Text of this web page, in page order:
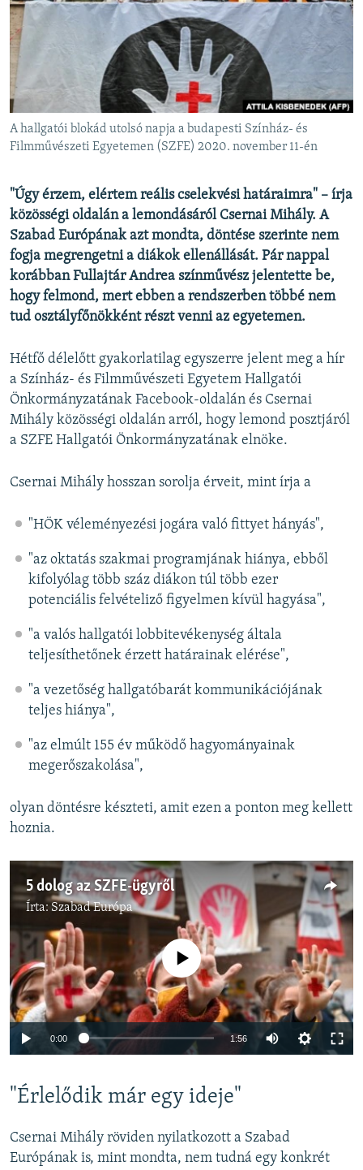
EURÓPAI UNIÓ
VILÁG
KLÍMAVÁLTOZÁS
A MÚLT TANULSÁGAI
KÖVESSEN MINKET!
Valamennyi RFE/RL weboldal
A hallgatói blokád utolsó napja a budapesti Színház- és
Filmművészeti Egyetemen (SZFE) 2020. november 11-én
"Úgy érzem, elértem reális cselekvési határaimra" – írja
közösségi oldalán a lemondásáról Csernai Mihály. A
Szabad Európának azt mondta, döntése szerinte nem
fogja megrengetni a diákok ellenállását. Pár nappal
korábban Fullajtár Andrea színművész jelentette be,
hogy felmond, mert ebben a rendszerben többé nem
tud osztályfőnökként részt venni az egyetemen.
Hétfő délelőtt gyakorlatilag egyszerre jelent meg a hír
a Színház- és Filmművészeti Egyetem Hallgatói
Önkormányzatának Facebook-oldalán és Csernai
Mihály közösségi oldalán arról, hogy lemond posztjáról
a SZFE Hallgatói Önkormányzatának elnöke.
Csernai Mihály hosszan sorolja érveit, mint írja a
"HÖK véleményezési jogára való fittyet hányás",
"az oktatás szakmai programjának hiánya, ebből
kifolyólag több száz diákon túl több ezer
potenciális felvételiző figyelmen kívül hagyása",
"a valós hallgatói lobbitevékenység általa
teljesíthetőnek érzett határainak elérése",
"a vezetőség hallgatóbarát kommunikációjának
teljes hiánya",
"az elmúlt 155 év működő hagyományainak
megerőszakolása",
olyan döntésre készteti, amit ezen a ponton meg kellett
hoznia.
5 dolog az SZFE-ügyről
Írta: Szabad Európa
720p 1080p
Jelenleg nincs elérhető tartalom
0:00 1:56
"Érlelődik már egy ideje"
Csernai Mihály röviden nyilatkozott a Szabad
Európának is, mint mondta, nem tudná egy konkrét